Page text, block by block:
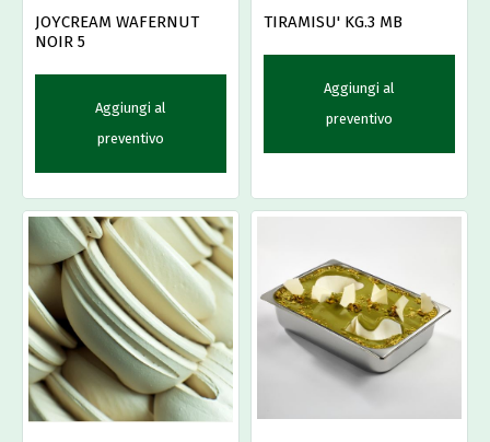
JOYCREAM WAFERNUT
NOIR 5
Aggiungi al
preventivo
TIRAMISU' KG.3 MB
Aggiungi al
preventivo